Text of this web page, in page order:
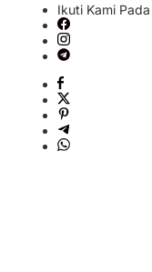
Ikuti Kami Pada